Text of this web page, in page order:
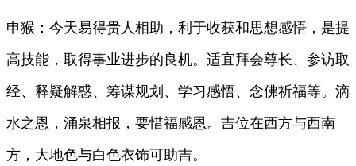
申猴：今天易得贵人相助，利于收获和思想感悟，是提
高技能，取得事业进步的良机。适宜拜会尊长、参访取
经、释疑解惑、筹谋规划、学习感悟、念佛祈福等。滴
水之恩，涌泉相报，要惜福感恩。吉位在西方与西南
方，大地色与白色衣饰可助吉。